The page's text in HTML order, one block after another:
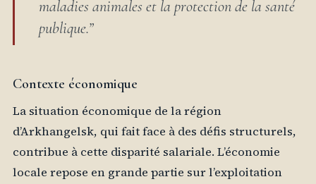
maladies animales et la protection de la santé
publique.”
Contexte économique
La situation économique de la région
d’Arkhangelsk, qui fait face à des défis structurels,
contribue à cette disparité salariale. L’économie
locale repose en grande partie sur l’exploitation